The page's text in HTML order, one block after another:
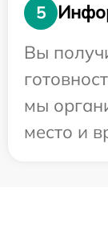
5
Вы
мы
место и